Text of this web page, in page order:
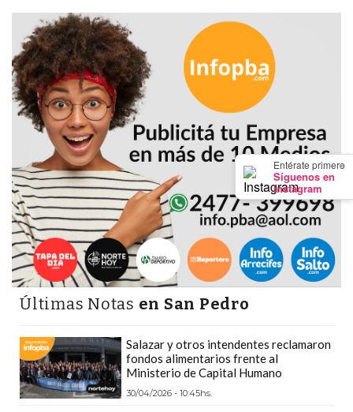
×
Entérate primero
Síguenos en
Instagram
CAMPANA
NOTICIAS
DE
ZÁRATE
NOTICIAS
DE
CAMPANA
EXALTACIÓN
DE
LA
CRUZ
COLÓN
(BUENOS
AIRES)
MEJOR
GIMNASIO
DE
Últimas Notas en San Pedro
Salazar y otros intendentes reclamaron
fondos alimentarios frente al
Ministerio de Capital Humano
30/04/2026 - 10:45hs.